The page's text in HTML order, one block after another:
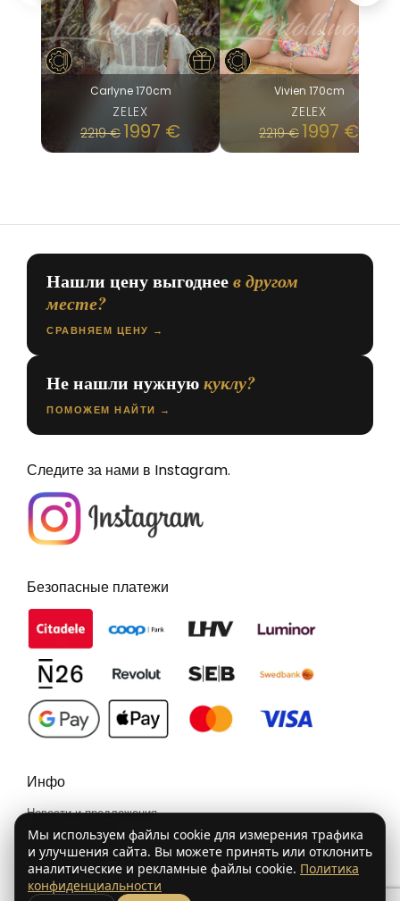
Carlyne 170cm
ZELEX
2219€ 1997 €
Vivien 170cm
ZELEX
2219€ 1997 €
Нашли цену выгоднеев другом
месте?
СРАВНЯЕМ ЦЕНУ →
Не нашли нужнуюкуклу?
ПОМОЖЕМ НАЙТИ →
Следите за нами в Instagram.
Безопасные платежи
Инфо
Новости и предложения
Условия покупки
Политика конфиденциальности
Контакты
Мы используем файлы cookie для измерения трафика
и улучшения сайта. Вы можете принять или отклонить
аналитические и рекламные файлы cookie. Политика
конфиденциальности